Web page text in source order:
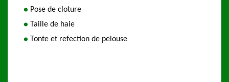
Pose de cloture
Taille de haie
Tonte et refection de pelouse